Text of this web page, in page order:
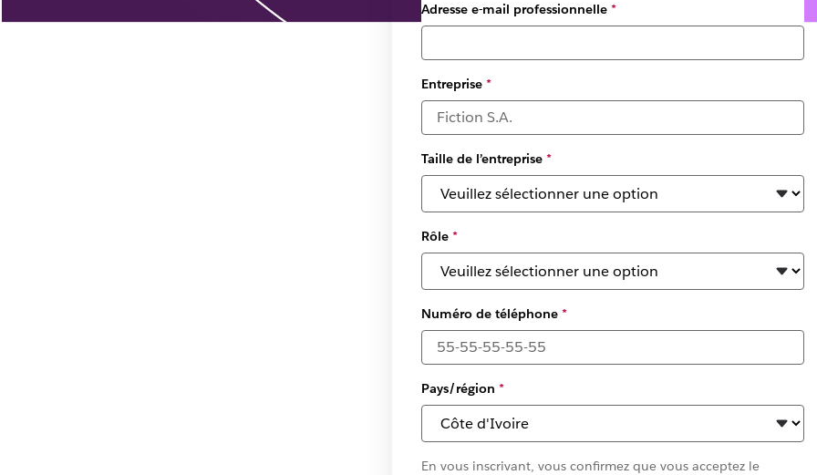
Adresse e-mail professionnelle*
Entreprise*
Taille de l’entreprise*
Rôle*
Numéro de téléphone*
Pays/région *
En vous inscrivant, vous confirmez que vous acceptez le